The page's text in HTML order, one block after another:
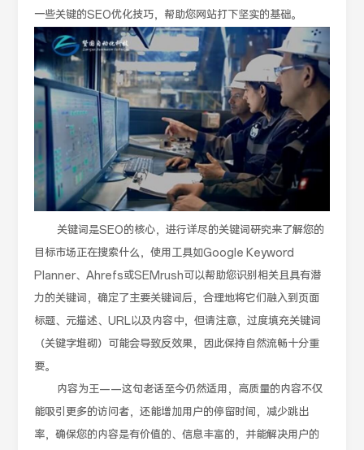
一些关键的SEO优化技巧，帮助您网站打下坚实的基础。
关键词是SEO的核心，进行详尽的关键词研究来了解您的
目标市场正在搜索什么，使用工具如Google Keyword
Planner、Ahrefs或SEMrush可以帮助您识别相关且具有潜
力的关键词，确定了主要关键词后，合理地将它们融入到页面
标题、元描述、URL以及内容中，但请注意，过度填充关键词
（关键字堆砌）可能会导致反效果，因此保持自然流畅十分重
要。
内容为王——这句老话至今仍然适用，高质量的内容不仅
能吸引更多的访问者，还能增加用户的停留时间，减少跳出
率，确保您的内容是有价值的、信息丰富的，并能解决用户的